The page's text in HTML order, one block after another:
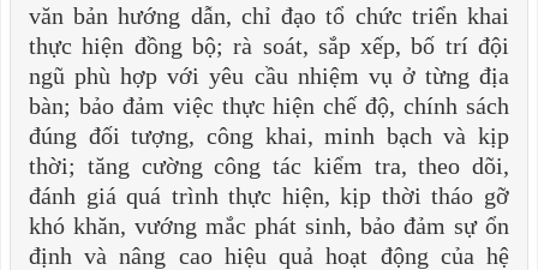
văn bản hướng dẫn, chỉ đạo tổ chức triển khai
thực hiện đồng bộ; rà soát, sắp xếp, bố trí đội
ngũ phù hợp với yêu cầu nhiệm vụ ở từng địa
bàn; bảo đảm việc thực hiện chế độ, chính sách
đúng đối tượng, công khai, minh bạch và kịp
thời; tăng cường công tác kiểm tra, theo dõi,
đánh giá quá trình thực hiện, kịp thời tháo gỡ
khó khăn, vướng mắc phát sinh, bảo đảm sự ổn
định và nâng cao hiệu quả hoạt động của hệ